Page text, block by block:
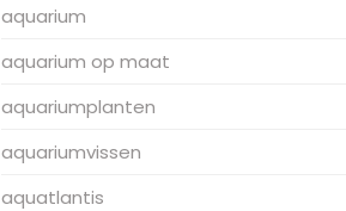
aquarium
aquarium op maat
aquariumplanten
aquariumvissen
aquatlantis